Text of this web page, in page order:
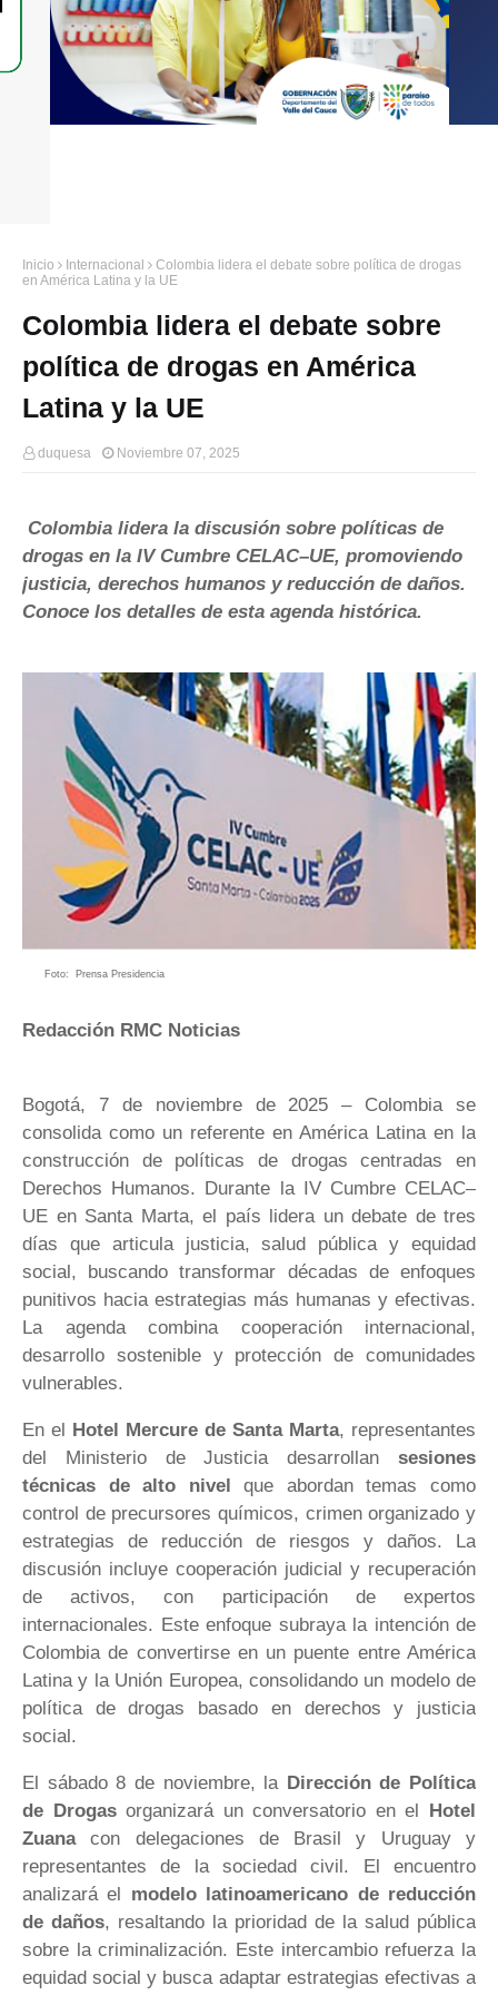
Inicio Internacional
Colombia lidera el debate sobre política de drogas
en América Latina y la UE
Colombia lidera el debate sobre
política de drogas en América
Latina y la UE
duquesa Noviembre 07, 2025
Colombia lidera la discusión sobre políticas de
drogas en la IV Cumbre CELAC–UE, promoviendo
justicia, derechos humanos y reducción de daños.
Conoce los detalles de esta agenda histórica.
Foto: Prensa Presidencia
Redacción RMC Noticias
Bogotá, 7 de noviembre de 2025 – Colombia se
consolida como un referente en América Latina en la
construcción de políticas de drogas centradas en
Derechos Humanos. Durante la IV Cumbre CELAC–
UE en Santa Marta, el país lidera un debate de tres
días que articula justicia, salud pública y equidad
social, buscando transformar décadas de enfoques
punitivos hacia estrategias más humanas y efectivas.
La agenda combina cooperación internacional,
desarrollo sostenible y protección de comunidades
vulnerables.
En el Hotel Mercure de Santa Marta, representantes
del Ministerio de Justicia desarrollan sesiones
técnicas de alto nivel
que abordan temas como
control de precursores químicos, crimen organizado y
estrategias de reducción de riesgos y daños. La
discusión incluye cooperación judicial y recuperación
de activos, con participación de expertos
internacionales. Este enfoque subraya la intención de
Colombia de convertirse en un puente entre América
Latina y la Unión Europea, consolidando un modelo de
política de drogas basado en derechos y justicia
social.
El sábado 8 de noviembre, la Dirección de Política
de Drogasorganizará un conversatorio en el
Hotel
Zuanacon delegaciones de Brasil y Uruguay y
representantes de la sociedad civil. El encuentro
analizará el modelo latinoamericano de reducción
de daños, resaltando la prioridad de la salud pública
sobre la criminalización. Este intercambio refuerza la
equidad social y busca adaptar estrategias efectivas a